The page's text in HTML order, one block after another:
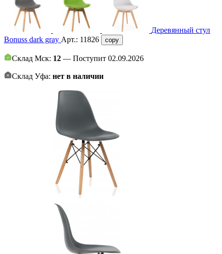
Деревянный стул
Bonuss dark gray Арт.: 11826 copy
Склад Мск: 12 — Поступит 02.09.2026
Склад Уфа: нет в наличии